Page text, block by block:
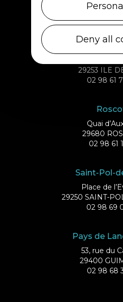
29430
Ile de
29253 ILE
02 98 61
Quai
29680
02 98 61
Saint-Pol-
Place de
29250 SAINT-
02 98 69
Pays de
53, rue du
29400
02 98 68
Deny all